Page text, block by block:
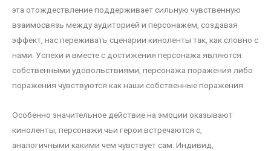
эта отождествление поддерживает сильную чувственную
взаимосвязь между аудиторией и персонажем, создавая
эффект, нас переживать сценарии киноленты так, как словно с
нами. Успехи и вместе с достижения персонажа являются
собственными удовольствиями, персонажа поражения либо
поражения чувствуются как наши собственные поражения.
Особенно значительное действие на эмоции оказывают
киноленты, персонажи чьи герои встречаются с,
аналогичными какими чем чувствует сам. Индивид,